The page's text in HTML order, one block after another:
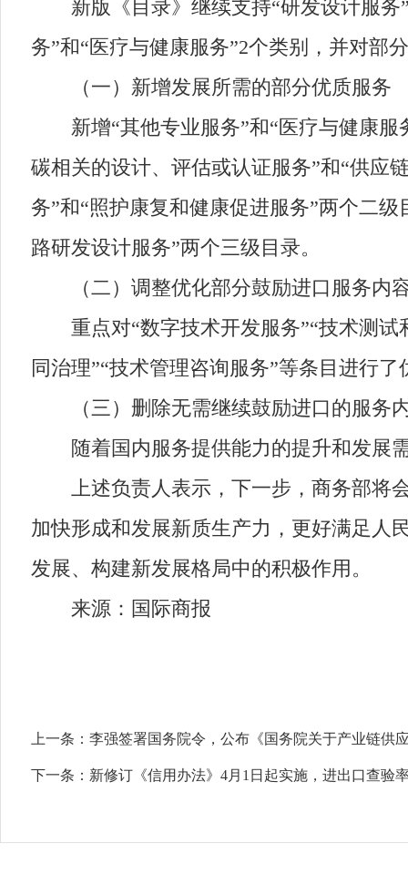
新版《目录》继续支持“研发设计服务
务”和“医疗与健康服务”2个类别，并对部
（一）新增发展所需的部分优质服务
新增“其他专业服务”和“医疗与健康服
碳相关的设计、评估或认证服务”和“供应
务”和“照护康复和健康促进服务”两个二
路研发设计服务”两个三级目录。
（二）调整优化部分鼓励进口服务内
重点对“数字技术开发服务”“技术测试
同治理”“技术管理咨询服务”等条目进行
（三）删除无需继续鼓励进口的服务
随着国内服务提供能力的提升和发展需
上述负责人表示，下一步，商务部将会
加快形成和发展新质生产力，更好满足人
发展、构建新发展格局中的积极作用。
来源：国际商报
上一条： 李强签署国务院令，公布《国务院关于产业链供
下一条： 新修订《信用办法》4月1日起实施，进出口查验